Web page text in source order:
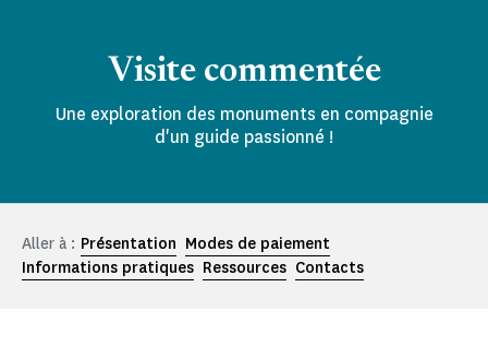
Visite commentée
Une exploration des monuments en compagnie
d'un guide passionné !
Aller à : Présentation Modes de paiement
Informations pratiques Ressources Contacts